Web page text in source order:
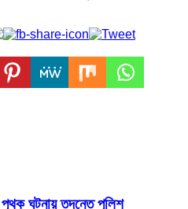
ঘটনায় তদন্তে পুলিশ